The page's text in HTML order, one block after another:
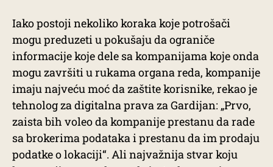
Iako postoji nekoliko koraka koje potrošači
mogu preduzeti u pokušaju da ograniče
informacije koje dele sa kompanijama koje onda
mogu završiti u rukama organa reda, kompanije
imaju najveću moć da zaštite korisnike, rekao je
tehnolog za digitalna prava za Gardijan: „Prvo,
zaista bih voleo da kompanije prestanu da rade
sa brokerima podataka i prestanu da im prodaju
podatke o lokaciji“. Ali najvažnija stvar koju